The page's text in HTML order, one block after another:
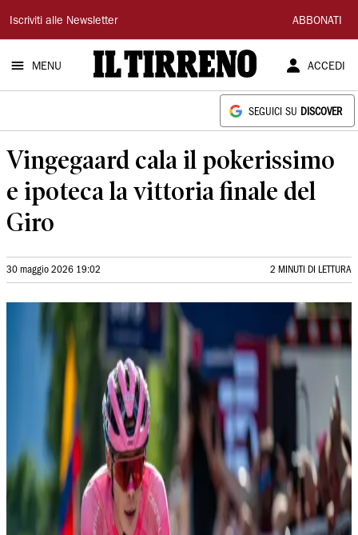
Il
Tirreno
Iscriviti alle Newsletter ABBONATI
MENU ACCEDI
SEGUICI SU DISCOVER
Vingegaard cala il pokerissimo
e ipoteca la vittoria finale del
Giro
30 maggio 2026 19:02 2 MINUTI DI LETTURA